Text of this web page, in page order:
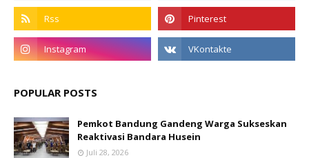
POPULAR POSTS
Pemkot Bandung Gandeng Warga Sukseskan
Reaktivasi Bandara Husein
Juli 28, 2026